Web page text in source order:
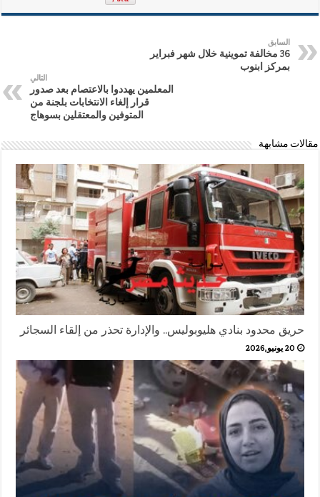
السابق
36 مخالفة تموينية خلال شهر فبراير
بمركز ابنوب
التالي
المعلمين يهددوا بالاعتصام بعد صدور
قرار إلغاء الانتخابات بلجنة من
المتوفين والمعتقلين بسوهاج
مقالات مشابهة
حريق محدود بنادي هليوبوليس.. والإدارة تحذر من إلقاء السجائر
20 يونيو,2026